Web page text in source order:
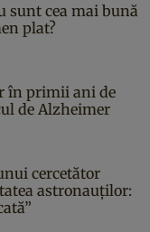
sunt cea mai bună
plat?
în primii ani de
de Alzheimer
cercetător
astronauților: